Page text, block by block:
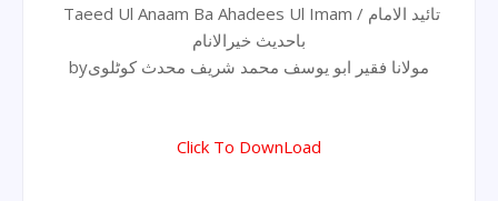
Taeed Ul Anaam Ba Ahadees Ul Imam / تائید الامام
باحدیث خیرالانام
byمولانا فقیر ابو یوسف محمد شریف محدث کوٹلوی
Click To DownLoad